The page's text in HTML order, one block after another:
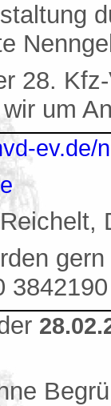
28.
um
ev.de/